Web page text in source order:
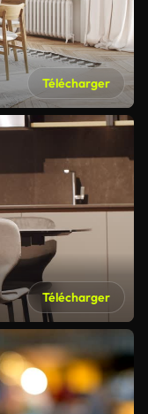
Télécharger
Télécharger